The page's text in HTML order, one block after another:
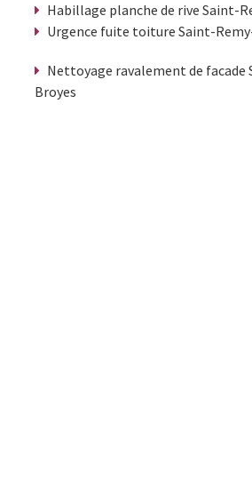
Habillage planche de rive Saint-
Urgence fuite toiture Saint-
Nettoyage ravalement de facade
Broyes